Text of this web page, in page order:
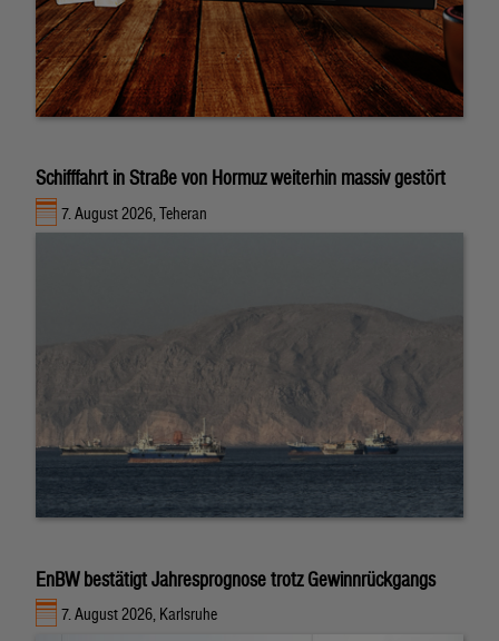
Schifffahrt in Straße von Hormuz weiterhin massiv gestört
7. August 2026, Teheran
EnBW bestätigt Jahresprognose trotz Gewinnrückgangs
7. August 2026, Karlsruhe